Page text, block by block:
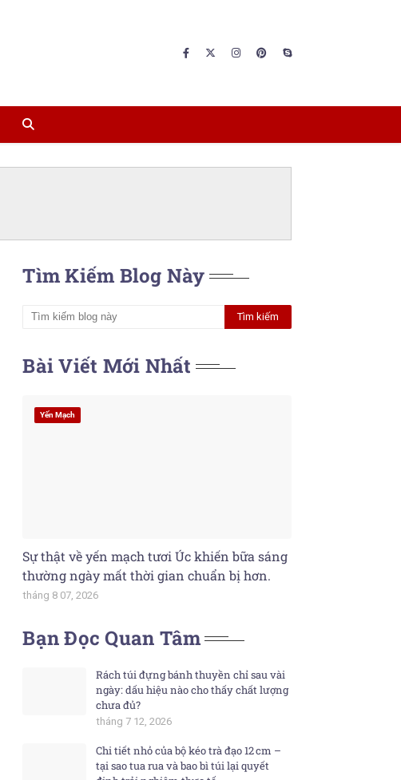
Tìm Kiếm Blog Này
Bài Viết Mới Nhất
Yến Mạch
Sự thật về yến mạch tươi Úc khiến bữa sáng
thường ngày mất thời gian chuẩn bị hơn.
tháng 8 07, 2026
Bạn Đọc Quan Tâm
Rách túi đựng bánh thuyền chỉ sau vài
ngày: dấu hiệu nào cho thấy chất lượng
chưa đủ?
tháng 7 12, 2026
Chi tiết nhỏ của bộ kéo trà đạo 12 cm –
tại sao tua rua và bao bì túi lại quyết